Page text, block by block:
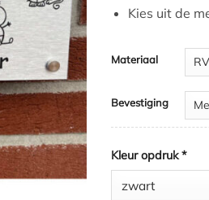
Kies uit de
Materiaal
Bevestiging
Kleur opdruk*